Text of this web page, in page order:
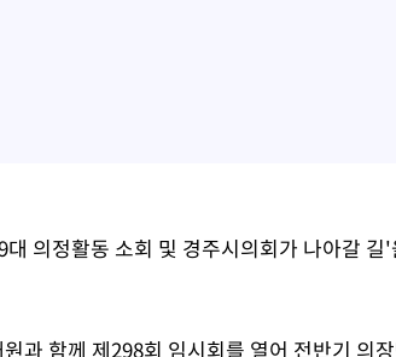
의정활동 소회 및 경주시의회가 나아갈 길
과 함께 제298회 임시회를 열어 전반기 의